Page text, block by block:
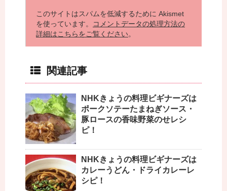
このサイトはスパムを低減するために Akismet
を使っています。
コメントデータの処理方法の
詳細はこちらをご覧ください。
関連記事
NHKきょうの料理ビギナーズは
ポークソテーたまねぎソース・
豚ロースの香味野菜のせレシ
ピ！
NHKきょうの料理ビギナーズは
カレーうどん・ドライカレーレ
シピ！